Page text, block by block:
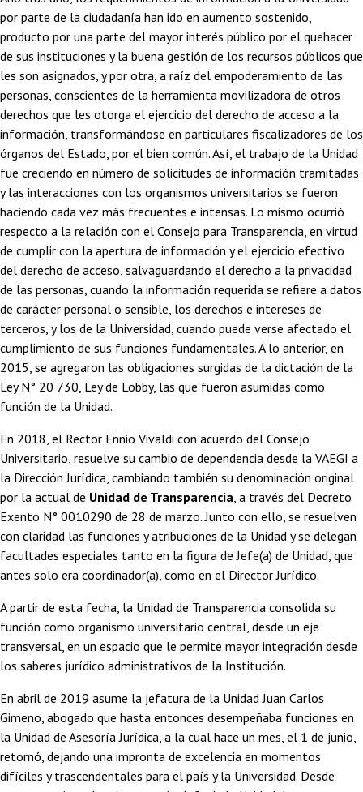
por parte de la ciudadanía han ido en aumento sostenido,
producto por una parte del mayor interés público por el quehacer
de sus instituciones y la buena gestión de los recursos públicos que
les son asignados, y por otra, a raíz del empoderamiento de las
personas, conscientes de la herramienta movilizadora de otros
derechos que les otorga el ejercicio del derecho de acceso a la
información, transformándose en particulares fiscalizadores de los
órganos del Estado, por el bien común. Así, el trabajo de la Unidad
fue creciendo en número de solicitudes de información tramitadas
y las interacciones con los organismos universitarios se fueron
haciendo cada vez más frecuentes e intensas. Lo mismo ocurrió
respecto a la relación con el Consejo para Transparencia, en virtud
de cumplir con la apertura de información y el ejercicio efectivo
del derecho de acceso, salvaguardando el derecho a la privacidad
de las personas, cuando la información requerida se refiere a datos
de carácter personal o sensible, los derechos e intereses de
terceros, y los de la Universidad, cuando puede verse afectado el
cumplimiento de sus funciones fundamentales. A lo anterior, en
2015, se agregaron las obligaciones surgidas de la dictación de la
Ley N° 20 730, Ley de Lobby, las que fueron asumidas como
función de la Unidad.
En 2018, el Rector Ennio Vivaldi con acuerdo del Consejo
Universitario, resuelve su cambio de dependencia desde la VAEGI a
la Dirección Jurídica, cambiando también su denominación original
por la actual de Unidad de Transparencia, a través del Decreto
Exento N° 0010290 de 28 de marzo. Junto con ello, se resuelven
con claridad las funciones y atribuciones de la Unidad y se delegan
facultades especiales tanto en la figura de Jefe(a) de Unidad, que
antes solo era coordinador(a), como en el Director Jurídico.
A partir de esta fecha, la Unidad de Transparencia consolida su
función como organismo universitario central, desde un eje
transversal, en un espacio que le permite mayor integración desde
los saberes jurídico administrativos de la Institución.
En abril de 2019 asume la jefatura de la Unidad Juan Carlos
Gimeno, abogado que hasta entonces desempeñaba funciones en
la Unidad de Asesoría Jurídica, a la cual hace un mes, el 1 de junio,
retornó, dejando una impronta de excelencia en momentos
difíciles y trascendentales para el país y la Universidad. Desde